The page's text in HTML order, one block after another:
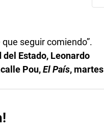
seguir comiendo”.
Estado, Leonardo
Pou,El País,